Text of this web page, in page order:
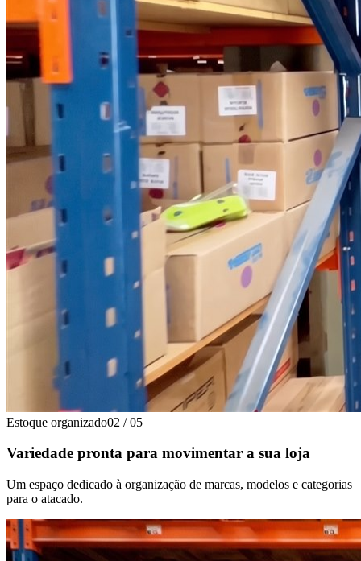
Estoque organizado02 / 05
Variedade pronta para movimentar a sua loja
Um espaço dedicado à organização de marcas, modelos e categorias
para o atacado.